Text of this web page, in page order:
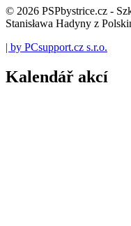
© 2026 PSPbystrice.cz -
Stanisława Hadyny z
| by PCsupport.cz s.r.o.
Kalendář akcí